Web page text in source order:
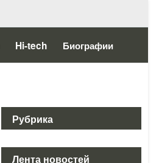
Hi-tech Биографии
Рубрика
Лента новостей